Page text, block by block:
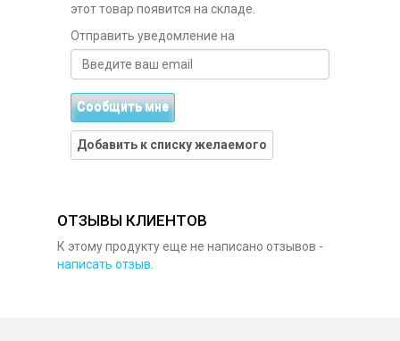
этот товар появится на складе.
Отправить уведомление на
Сообщить мне
Добавить к списку желаемого
ОТЗЫВЫ КЛИЕНТОВ
К этому продукту еще не написано отзывов -
написать отзыв.